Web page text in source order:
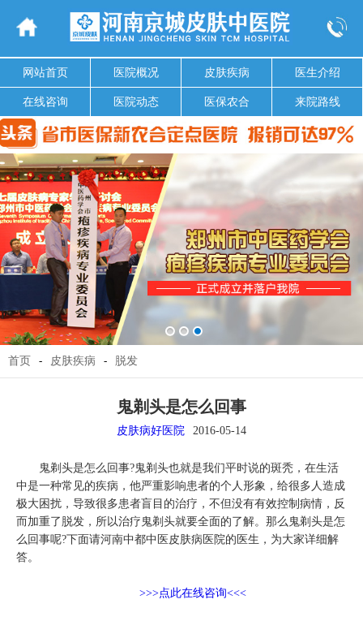
网站首页 医院概况 皮肤疾病 医生介绍
在线咨询 医院动态 医保农合 来院路线
首页 - 皮肤疾病 - 脱发
鬼剃头是怎么回事
皮肤病好医院 2016-05-14
鬼剃头是怎么回事?鬼剃头也就是我们平时说的斑秃，在生活
中是一种常见的疾病，他严重影响患者的个人形象，给很多人造成
极大困扰，导致很多患者盲目的治疗，不但没有有效控制病情，反
而加重了脱发，所以治疗鬼剃头就要全面的了解。那么鬼剃头是怎
么回事呢?下面请河南中都中医皮肤病医院的医生，为大家详细解
答。
>>>点此在线咨询<<<